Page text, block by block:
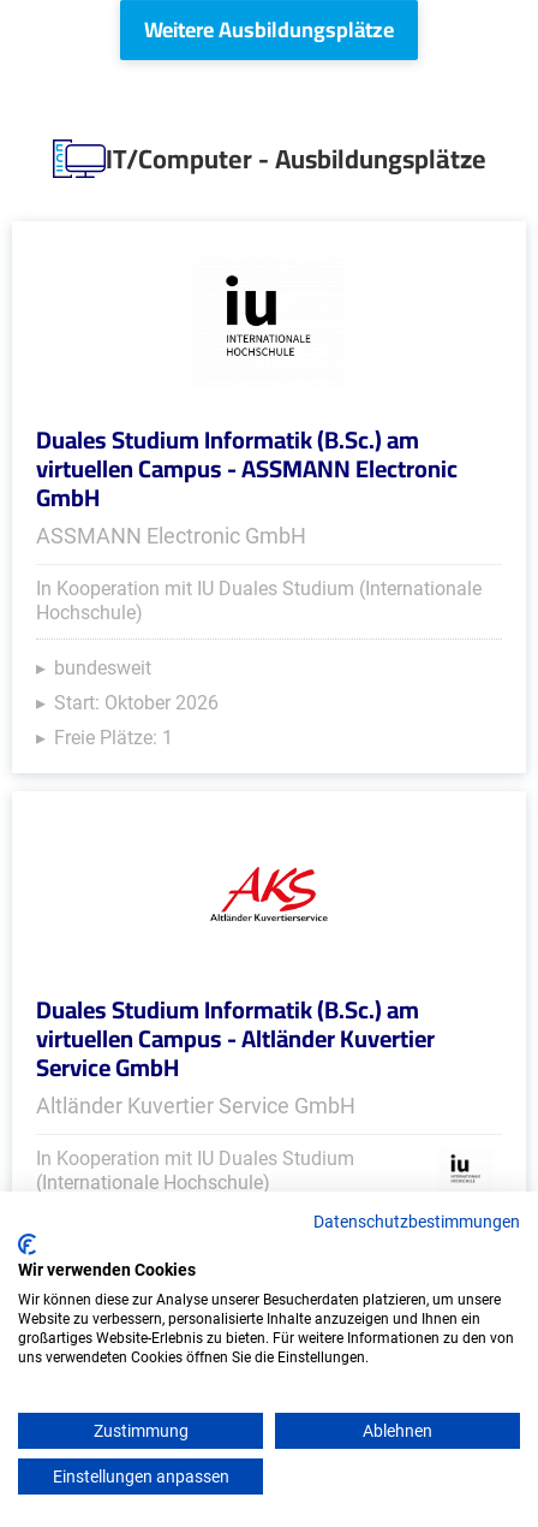
Weitere Ausbildungsplätze
IT/Computer - Ausbildungsplätze
Duales Studium Informatik (B.Sc.) am
virtuellen Campus - ASSMANN Electronic
GmbH
ASSMANN Electronic GmbH
In Kooperation mit IU Duales Studium (Internationale
Hochschule)
bundesweit
Start: Oktober 2026
Freie Plätze: 1
Duales Studium Informatik (B.Sc.) am
virtuellen Campus - Altländer Kuvertier
Service GmbH
Altländer Kuvertier Service GmbH
In Kooperation mit IU Duales Studium
(Internationale Hochschule)
Start: Oktober 2026
Freie Plätze: 1
Datenschutzbestimmungen
Wir verwenden Cookies
Wir können diese zur Analyse unserer Besucherdaten platzieren, um unsere
Website zu verbessern, personalisierte Inhalte anzuzeigen und Ihnen ein
großartiges Website-Erlebnis zu bieten. Für weitere Informationen zu den von
uns verwendeten Cookies öffnen Sie die Einstellungen.
Zustimmung Ablehnen
Einstellungen anpassen